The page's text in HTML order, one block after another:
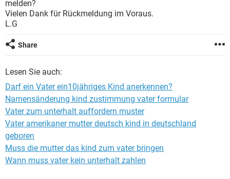
melden?
Vielen Dank für Rückmeldung im Voraus.
L.G
Share
Lesen Sie auch:
Darf ein Vater ein10jähriges Kind anerkennen?
Namensänderung kind zustimmung vater formular
Vater zum unterhalt auffordern muster
Vater amerikaner mutter deutsch kind in deutschland
geboren
Muss die mutter das kind zum vater bringen
Wann muss vater kein unterhalt zahlen